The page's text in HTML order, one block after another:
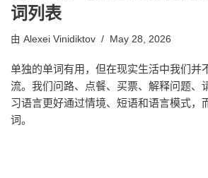
词列表
由 Alexei Vinidiktov May 28, 2026
单独的单词有用，但在现实生活中我们并
流。我们问路、点餐、买票、解释问题、
习语言更好通过情境、短语和语言模式，
词。